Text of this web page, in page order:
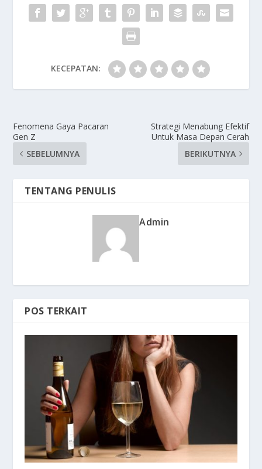
KECEPATAN:
Fenomena Gaya Pacaran
Gen Z
SEBELUMNYA
Strategi Menabung Efektif
Untuk Masa Depan Cerah
BERIKUTNYA
TENTANG PENULIS
Admin
POS TERKAIT